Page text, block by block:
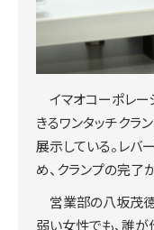
イマオコーポレー
きるワンタッチクラ
展示している。レバ
め、クランプの完了
営業部の八坂茂
弱い女性でも、誰が